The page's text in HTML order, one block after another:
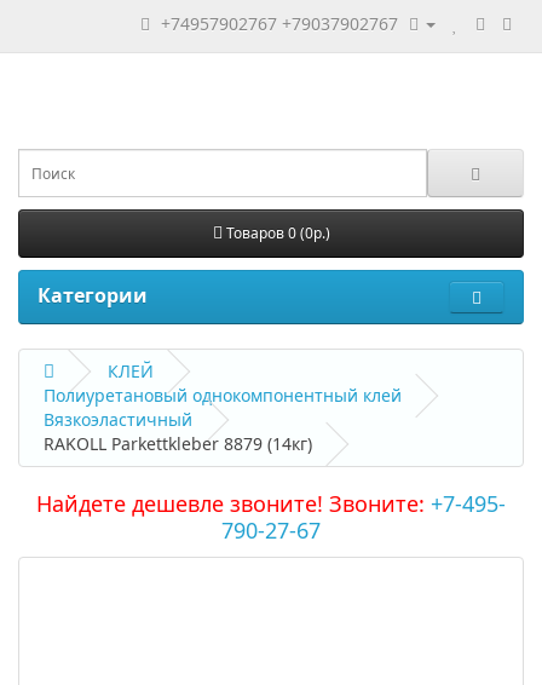
+74957902767 +79037902767
Товаров 0 (0р.)
Категории
КЛЕЙ
Полиуретановый однокомпонентный клей
Вязкоэластичный
RAKOLL Parkettkleber 8879 (14кг)
Найдете дешевле звоните! Звоните: +7-495-
790-27-67